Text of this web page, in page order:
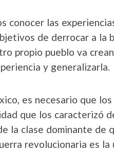
conocer las
de derrocar a la
propio pueblo va
y generalizarla.
es necesario que
que los caracterizó
la clase dominante de
revolucionaria es la